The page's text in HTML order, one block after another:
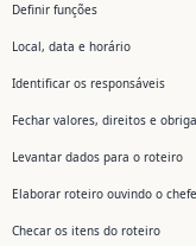
Definir funções
Local, data e horário
Identificar os responsáveis
Fechar valores, direitos e
Levantar dados para o roteiro
Elaborar roteiro ouvindo o
Checar os itens do roteiro